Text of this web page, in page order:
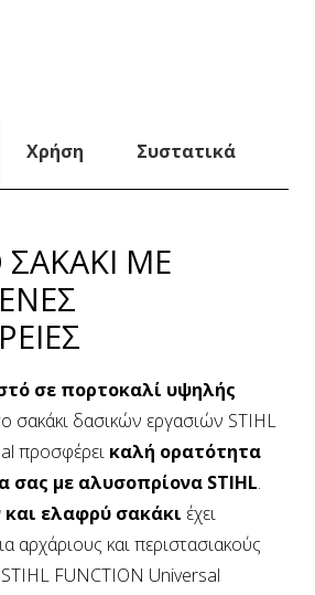
Χρήση Συστατικά
ΜΕ
σε πορτοκαλί υψηλής
σακάκι δασικών εργασιών STIHL
προσφέρει καλή ορατότητα
σας με αλυσοπρίονα STIHL.
και ελαφρύ σακάκι έχει
αρχάριους και περιστασιακούς
FUNCTION Universal